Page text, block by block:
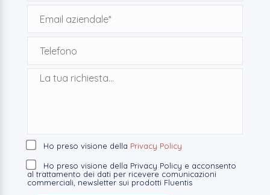
Ho preso visione della Privacy Policy
Ho preso visione della Privacy Policy e acconsento
al trattamento dei dati per ricevere comunicazioni
commerciali, newsletter sui prodotti Fluentis